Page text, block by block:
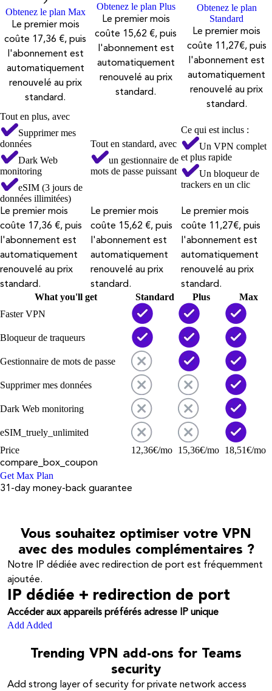
Obtenez le plan Max
Le premier mois
coûte 17,36 €, puis
l'abonnement est
automatiquement
renouvelé au prix
standard.
Obtenez le plan Plus
Le premier mois
coûte 15,62 €, puis
l'abonnement est
automatiquement
renouvelé au prix
standard.
Obtenez le plan
Standard
Le premier mois
coûte 11,27€, puis
l'abonnement est
automatiquement
renouvelé au prix
standard.
Tout en plus, avec
Supprimer mes
données
Dark Web
monitoring
eSIM (3 jours de
données illimitées)
Tout en standard, avec
un gestionnaire de
mots de passe puissant
Ce qui est inclus :
Un VPN complet
et plus rapide
Un bloqueur de
trackers en un clic
Le premier mois
coûte 17,36 €, puis
l'abonnement est
automatiquement
renouvelé au prix
standard.
Le premier mois
coûte 15,62 €, puis
l'abonnement est
automatiquement
renouvelé au prix
standard.
Le premier mois
coûte 11,27€, puis
l'abonnement est
automatiquement
renouvelé au prix
standard.
What you'll get Standard Plus
Max
Faster VPN
Bloqueur de traqueurs
Gestionnaire de mots de passe
Supprimer mes données
Dark Web monitoring
eSIM_truely_unlimited
Price
12,36€/mo 15,36€/mo 18,51€/mo
compare_box_coupon
Get Max Plan
31-day money-back guarantee
Vous souhaitez optimiser votre VPN
avec des modules complémentaires ?
Notre IP dédiée avec redirection de port est fréquemment
ajoutée.
IP dédiée + redirection de port
Accéder aux appareils préférés adresse IP unique
Add Added
Trending VPN add-ons for Teams
security
Add strong layer of security for private network access